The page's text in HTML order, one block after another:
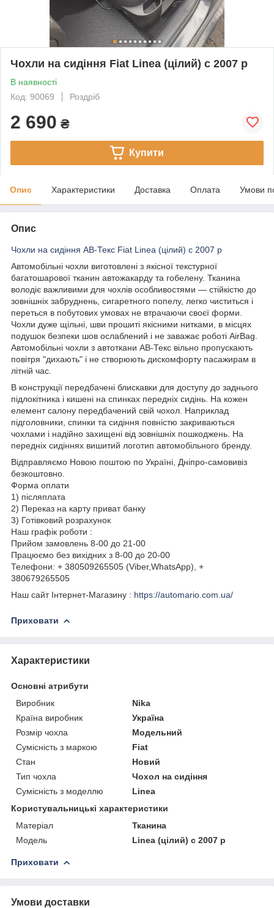
Чохли на сидіння Fiat Linea (цілий) c 2007 р
В наявності
Код: 90069
Роздріб
2 690 ₴
Купити
Опис Характеристики Доставка Оплата Умови
Опис
Чохли на сидіння АВ-Текс Fiat Linea (цілий) c 2007 р
Автомобільні чохли виготовлені з якісної текстурної
багатошарової тканин автожакарду та гобелену. Тканина
володіє важливими для чохлів особливостями — стійкістю до
зовнішніх забруднень, сигаретного попелу, легко чиститься і
переться в побутових умовах не втрачаючи своєї форми.
Чохли дуже щільні, шви прошиті якісними нитками, в місцях
подушок безпеки шов ослаблений і не заважає роботі AirBag.
Автомобільні чохли з автоткани АВ-Текс вільно пропускають
повітря "дихають" і не створюють дискомфорту пасажирам в
літній час.
В конструкції передбачені блискавки для доступу до заднього
підлокітника і кишені на спинках передніх сидінь. На кожен
елемент салону передбачений свій чохол. Наприклад
підголовники, спинки та сидіння повністю закриваються
чохлами і надійно захищені від зовнішніх пошкоджень. На
передніх сидіннях вишитий логотип автомобільного бренду.
Відправляємо Новою поштою по Україні, Дніпро-самовивіз
безкоштовно.
Форма оплати
1) післяплата
2) Переказ на карту приват банку
3) Готівковий розрахунок
Наш графік роботи :
Прийом замовлень 8-00 до 21-00
Працюємо без вихідних з 8-00 до 20-00
Телефони: + 380509265505 (Viber,WhatsApp), +
380679265505
Наш сайт Інтернет-Магазину : https://automario.com.ua/
Приховати
Характеристики
Основні атрибути
Виробник
Nika
Країна виробник
Україна
Розмір чохла
Модельний
Сумісність з маркою
Fiat
Стан
Новий
Тип чохла
Чохол на сидіння
Сумісність з моделлю
Linea
Користувальницькі характеристики
Матеріал
Тканина
Модель
Linea (цілий) c 2007 р
Приховати
Умови доставки